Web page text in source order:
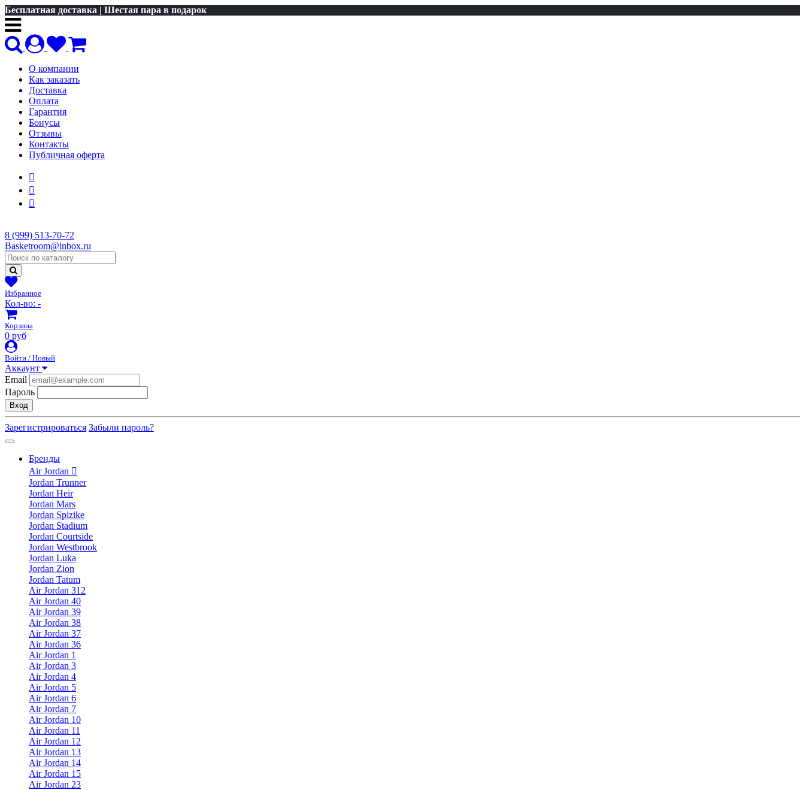
Бесплатная доставка | Шестая пара в подарок
О компании
Как заказать
Доставка
Оплата
Гарантия
Бонусы
Отзывы
Контакты
Публичная оферта
8 (999) 513-70-72
Basketroom@inbox.ru
Избранное
Кол-во: -
Корзина
0 руб
Войти / Новый
Аккаунт
Email
Пароль
Вход
Зарегистрироваться Забыли пароль?
Бренды
Air Jordan
Jordan Trunner
Jordan Heir
Jordan Mars
Jordan Spizike
Jordan Stadium
Jordan Courtside
Jordan Westbrook
Jordan Luka
Jordan Zion
Jordan Tatum
Air Jordan 312
Air Jordan 40
Air Jordan 39
Air Jordan 38
Air Jordan 37
Air Jordan 36
Air Jordan 1
Air Jordan 3
Air Jordan 4
Air Jordan 5
Air Jordan 6
Air Jordan 7
Air Jordan 10
Air Jordan 11
Air Jordan 12
Air Jordan 13
Air Jordan 14
Air Jordan 15
Air Jordan 23